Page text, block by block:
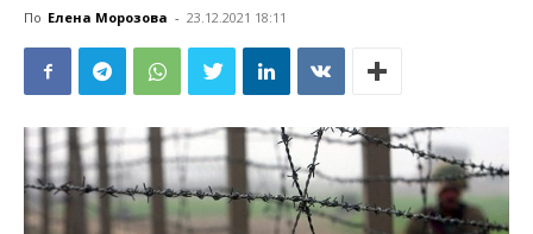
По Елена Морозова - 23.12.2021 18:11